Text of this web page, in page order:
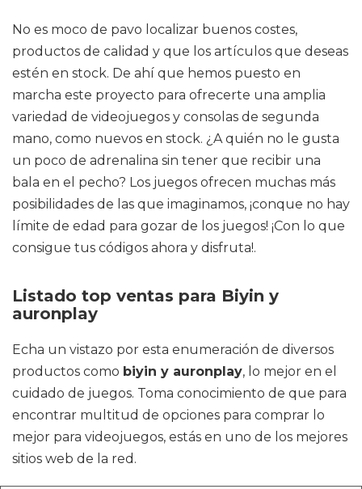
No es moco de pavo localizar buenos costes,
productos de calidad y que los artículos que deseas
estén en stock. De ahí que hemos puesto en
marcha este proyecto para ofrecerte una amplia
variedad de videojuegos y consolas de segunda
mano, como nuevos en stock. ¿A quién no le gusta
un poco de adrenalina sin tener que recibir una
bala en el pecho? Los juegos ofrecen muchas más
posibilidades de las que imaginamos, ¡conque no hay
límite de edad para gozar de los juegos! ¡Con lo que
consigue tus códigos ahora y disfruta!.
Listado top ventas para Biyin y
auronplay
Echa un vistazo por esta enumeración de diversos
productos como biyin y auronplay, lo mejor en el
cuidado de juegos. Toma conocimiento de que para
encontrar multitud de opciones para comprar lo
mejor para videojuegos, estás en uno de los mejores
sitios web de la red.